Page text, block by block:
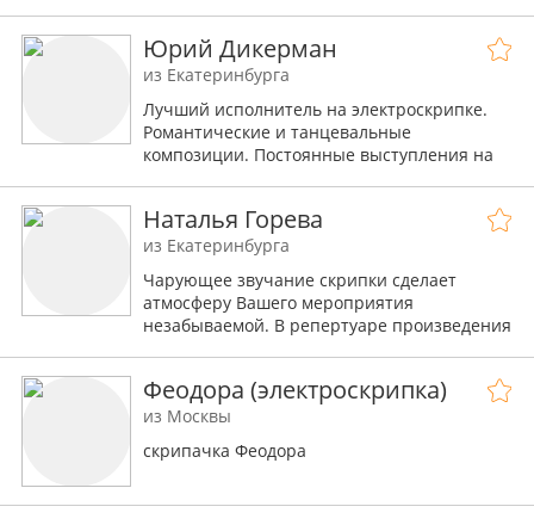
скрипка .
Юрий Дикерман
из Екатеринбурга
Лучший исполнитель на электроскрипке.
Романтические и танцевальные
композиции. Постоянные выступления на
Наталья Горева
из Екатеринбурга
Чарующее звучание скрипки сделает
атмосферу Вашего мероприятия
незабываемой. В репертуаре произведения
Феодора (электроскрипка)
из Москвы
скрипачка Феодора